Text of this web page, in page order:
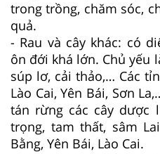
trong trồng, chăm sóc,
quả.
- Rau và cây khác: có
ôn đới khá lớn. Chủ yếu
súp lơ, cải thảo,… Các
Lào Cai, Yên Bái, Sơn
tán rừng các cây dược
trọng, tam thất, sâm
Bằng, Yên Bái, Lào Cai.